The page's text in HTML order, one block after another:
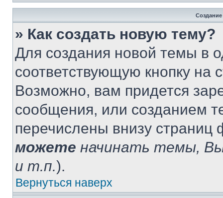
» Как создать новую тему?
Для создания новой темы в
соответствующую кнопку
Возможно, вам придется
сообщения, или созданием
перечислены внизу
можете начинать темы,
и т.п.).
Вернуться наверх